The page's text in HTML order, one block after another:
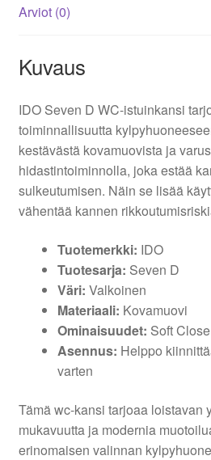
Arviot (0)
Kuvaus
IDO Seven D WC-istuinkansi
toiminnallisuutta
kestävästä kovamuovista ja
hidastintoiminnolla, joka estää
sulkeutumisen. Näin se lisää
vähentää kannen
Tuotemerkki: IDO
Tuotesarja: Seven D
Väri: Valkoinen
Materiaali: Kovamuovi
Ominaisuudet: Soft
Asennus: Helppo
varten
Tämä wc-kansi tarjoaa loistavan
mukavuutta ja modernia
erinomaisen valinnan